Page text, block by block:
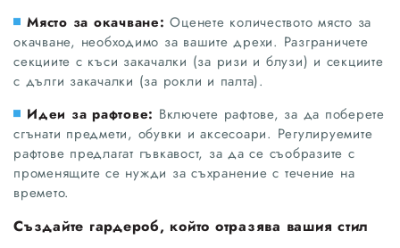
Място за окачване: Оценете количеството място за
окачване, необходимо за вашите дрехи. Разграничете
секциите с къси закачалки (за ризи и блузи) и секциите
с дълги закачалки (за рокли и палта).
Идеи за рафтове: Включете рафтове, за да поберете
сгънати предмети, обувки и аксесоари. Регулируемите
рафтове предлагат гъвкавост, за да се съобразите с
променящите се нужди за съхранение с течение на
времето.
Създайте гардероб, който отразява вашия стил